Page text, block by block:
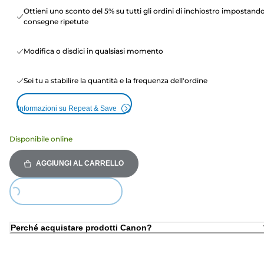
Ottieni uno sconto del 5% su tutti gli ordini di inchiostro
consegne ripetute
Modifica o disdici in qualsiasi momento
Sei tu a stabilire la quantità e la frequenza dell'ordine
Informazioni su Repeat & Save
Disponibile online
AGGIUNGI AL CARRELLO
Loading...
Perché acquistare prodotti Canon?